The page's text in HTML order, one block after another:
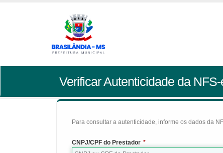
Verificar Autenticidade da NFS-
Para consultar a autenticidade, informe os dados da
CNPJ/CPF do Prestador *